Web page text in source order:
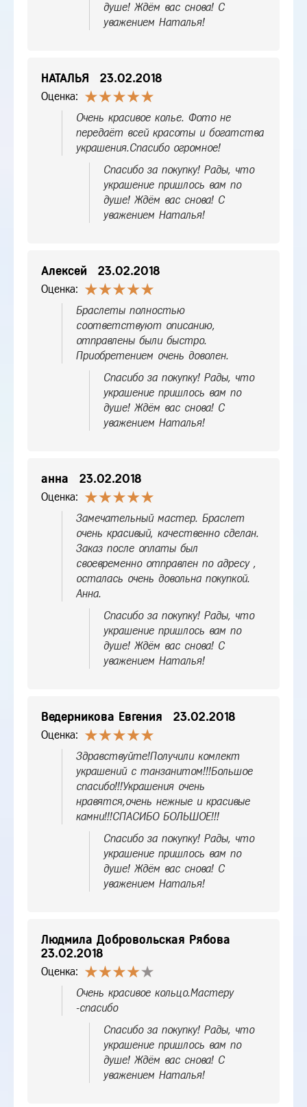
душе! Ждём вас снова! С
уважением Наталья!
НАТАЛЬЯ 23.02.2018
Оценка:
Очень красивое колье. Фото не
передаёт всей красоты и богатства
украшения.Спасибо огромное!
Спасибо за покупку! Рады, что
украшение пришлось вам по
душе! Ждём вас снова! С
уважением Наталья!
Алексей 23.02.2018
Оценка:
Браслеты полностью
соответствуют описанию,
отправлены были быстро.
Приобретением очень доволен.
Спасибо за покупку! Рады, что
украшение пришлось вам по
душе! Ждём вас снова! С
уважением Наталья!
анна 23.02.2018
Оценка:
Замечательный мастер. Браслет
очень красивый, качественно сделан.
Заказ после оплаты был
своевременно отправлен по адресу ,
осталась очень довольна покупкой.
Анна.
Спасибо за покупку! Рады, что
украшение пришлось вам по
душе! Ждём вас снова! С
уважением Наталья!
Ведерникова Евгения 23.02.2018
Оценка:
Здравствуйте!Получили комлект
украшений с танзанитом!!!Большое
спасибо!!!Украшения очень
нравятся,очень нежные и красивые
камни!!!СПАСИБО БОЛЬШОЕ!!!
Спасибо за покупку! Рады, что
украшение пришлось вам по
душе! Ждём вас снова! С
уважением Наталья!
Людмила Добровольская Рябова
23.02.2018
Оценка:
Очень красивое кольцо.Мастеру
-спасибо
Спасибо за покупку! Рады, что
украшение пришлось вам по
душе! Ждём вас снова! С
уважением Наталья!